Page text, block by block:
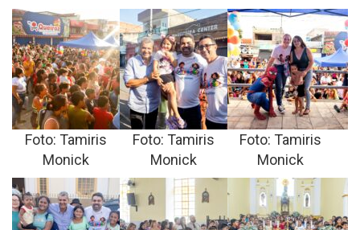
Foto: Tamiris
Monick
Foto: Tamiris
Monick
Foto: Tamiris
Monick